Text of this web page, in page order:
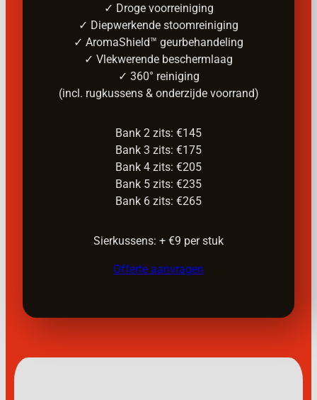
✓ Droge voorreiniging
✓ Diepwerkende stoomreiniging
✓ AromaShield™ geurbehandeling
✓ Vlekwerende beschermlaag
✓ 360° reiniging
(incl. rugkussens & onderzijde voorrand)
Bank 2 zits: €145
Bank 3 zits: €175
Bank 4 zits: €205
Bank 5 zits: €235
Bank 6 zits: €265
Sierkussens: + €9 per stuk
Offerte aanvragen